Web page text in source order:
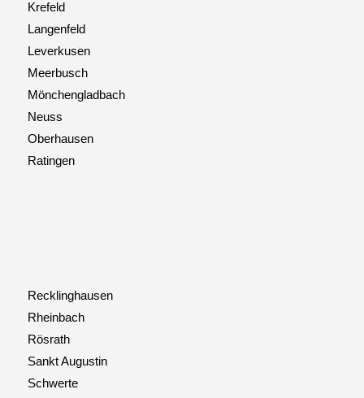
Krefeld
Langenfeld
Leverkusen
Meerbusch
Mönchengladbach
Neuss
Oberhausen
Ratingen
Recklinghausen
Rheinbach
Rösrath
Sankt Augustin
Schwerte